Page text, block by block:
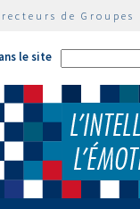
de Groupes
le site